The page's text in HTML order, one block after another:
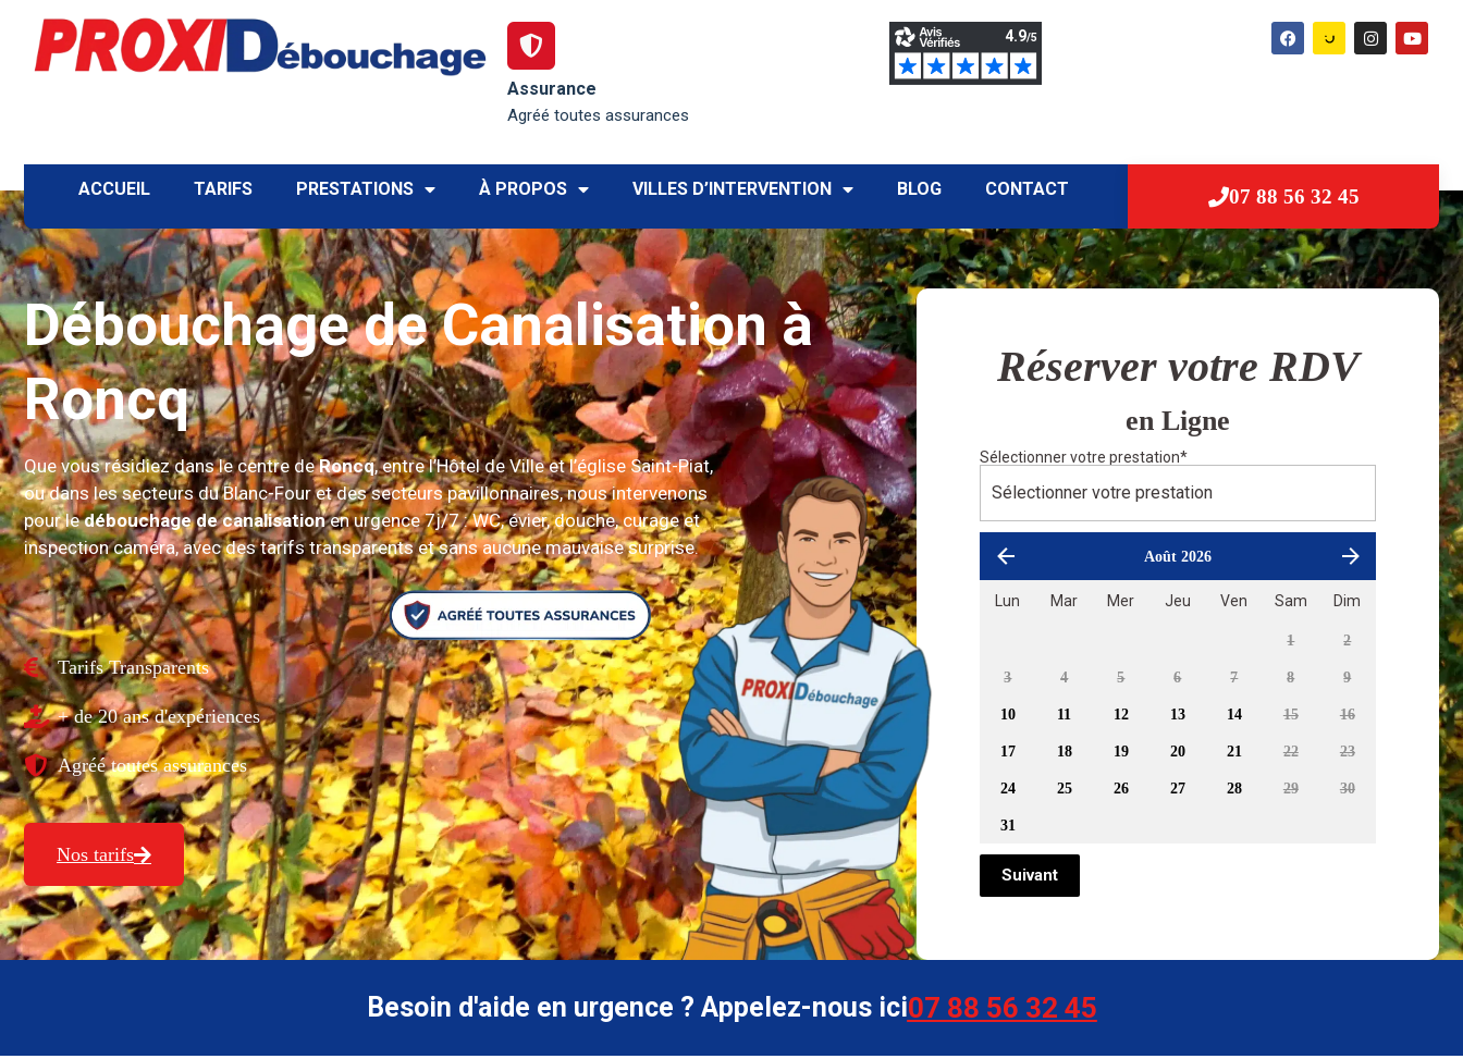
Assurance
Agréé toutes assurances
ACCUEIL TARIFS PRESTATIONS À PROPOS VILLES D’INTERVENTION BLOG CONTACT 07 88 56 32 45
Débouchage de Canalisation à
Roncq
Que vous résidiez dans le centre deRoncq, entre l’Hôtel de Ville et l’église Saint-Piat,
ou dans les secteurs du Blanc-Four et des secteurs pavillonnaires, nous intervenons
pour ledébouchage de canalisationen urgence 7j/7 : WC, évier, douche, curage et
inspection caméra, avec des tarifs transparents et sans aucune mauvaise surprise.
Tarifs Transparents
+ de 20 ans d'expériences
Agréé toutes assurances
Nos tarifs
Réserver votre RDV
en Ligne
Sélectionner votre prestation*
Août 2026
Lun Mar Mer Jeu Ven Sam Dim
1 2
3 4 5 6 7 8 9
10 11 12 13 14 15 16
17 18 19 20 21 22 23
24 25 26 27 28 29 30
31
Suivant
Besoin d'aide en urgence ? Appelez-nous ici07 88 56 32 45